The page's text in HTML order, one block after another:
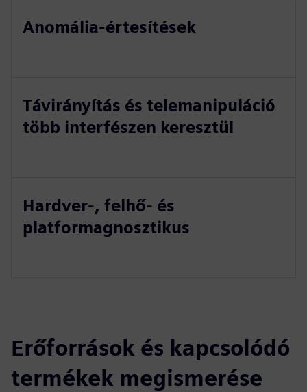
Anomália-értesítések
Távirányítás és telemanipuláció
több interfészen keresztül
Hardver-, felhő- és
platformagnosztikus
Erőforrások és kapcsolódó
termékek megismerése